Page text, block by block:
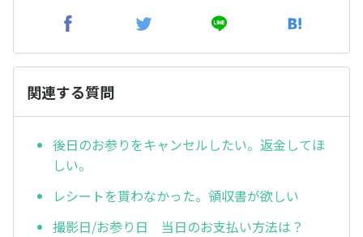
関連する質問
後日のお参りをキャンセルしたい。返金してほ
しい。
レシートを貰わなかった。領収書が欲しい
撮影日/お参り日 当日のお支払い方法は？